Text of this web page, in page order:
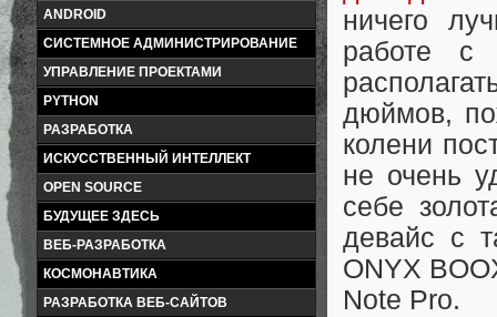
ANDROID
СИСТЕМНОЕ АДМИНИСТРИРОВАНИЕ
УПРАВЛЕНИЕ ПРОЕКТАМИ
PYTHON
РАЗРАБОТКА
ИСКУССТВЕННЫЙ ИНТЕЛЛЕКТ
OPEN SOURCE
БУДУЩЕЕ ЗДЕСЬ
ВЕБ-РАЗРАБОТКА
КОСМОНАВТИКА
РАЗРАБОТКА ВЕБ-САЙТОВ
ничего
работе с
дюймов,
колени
не очень
себе
девайс с
ONYX
Note Pro.